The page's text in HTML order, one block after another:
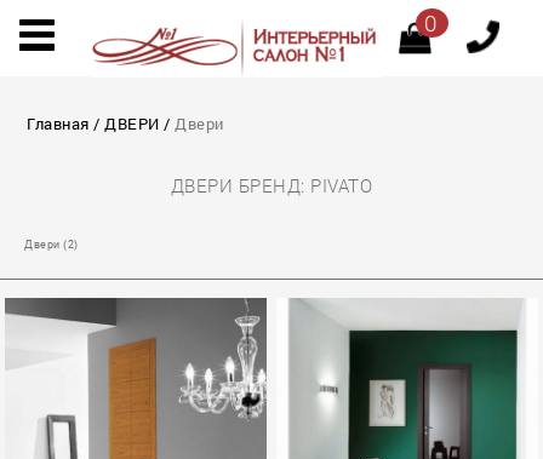
0
Главная / ДВЕРИ / Двеpи
ДВЕPИ БРЕНД: PIVATO
Двеpи (2)